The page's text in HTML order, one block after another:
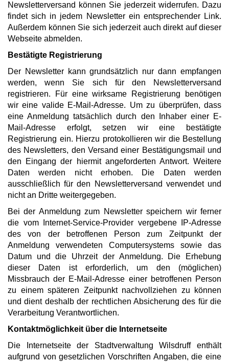
Newsletterversand können Sie jederzeit widerrufen. Dazu
findet sich in jedem Newsletter ein entsprechender Link.
Außerdem können Sie sich jederzeit auch direkt auf dieser
Webseite abmelden.
Bestätigte Registrierung
Der Newsletter kann grundsätzlich nur dann empfangen
werden, wenn Sie sich für den Newsletterversand
registrieren. Für eine wirksame Registrierung benötigen
wir eine valide E-Mail-Adresse. Um zu überprüfen, dass
eine Anmeldung tatsächlich durch den Inhaber einer E-
Mail-Adresse erfolgt, setzen wir eine bestätigte
Registrierung ein. Hierzu protokollieren wir die Bestellung
des Newsletters, den Versand einer Bestätigungsmail und
den Eingang der hiermit angeforderten Antwort. Weitere
Daten werden nicht erhoben. Die Daten werden
ausschließlich für den Newsletterversand verwendet und
nicht an Dritte weitergegeben.
Bei der Anmeldung zum Newsletter speichern wir ferner
die vom Internet-Service-Provider vergebene IP-Adresse
des von der betroffenen Person zum Zeitpunkt der
Anmeldung verwendeten Computersystems sowie das
Datum und die Uhrzeit der Anmeldung. Die Erhebung
dieser Daten ist erforderlich, um den (möglichen)
Missbrauch der E-Mail-Adresse einer betroffenen Person
zu einem späteren Zeitpunkt nachvollziehen zu können
und dient deshalb der rechtlichen Absicherung des für die
Verarbeitung Verantwortlichen.
Kontaktmöglichkeit über die Internetseite
Die Internetseite der Stadtverwaltung Wilsdruff enthält
aufgrund von gesetzlichen Vorschriften Angaben, die eine